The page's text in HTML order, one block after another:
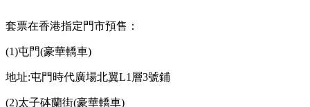
套票在香港指定門市預售：
(1)屯門(豪華轎車)
地址:屯門時代廣場北翼L1層3號鋪
(2)太子砵蘭街(豪華轎車)